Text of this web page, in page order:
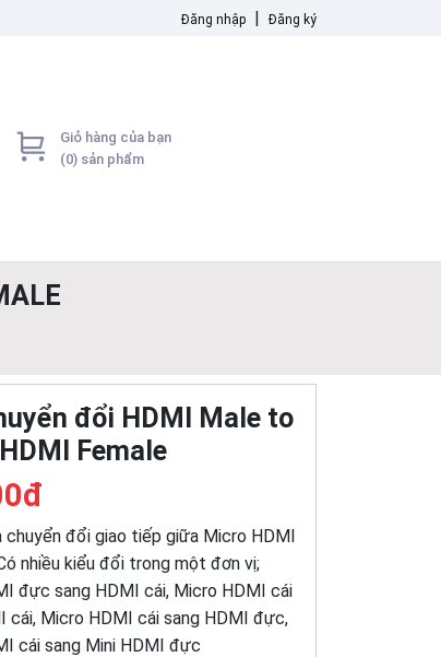
Đăng nhập | Đăng ký
Giỏ hàng của bạn
(0) sản phẩm
đổi HDMI Male to
Female
chuyển đổi giao tiếp giữa Micro HDMI
nhiều kiểu đổi trong một đơn vị;
đực sang HDMI cái, Micro HDMI cái
cái, Micro HDMI cái sang HDMI đực,
cái sang Mini HDMI đực